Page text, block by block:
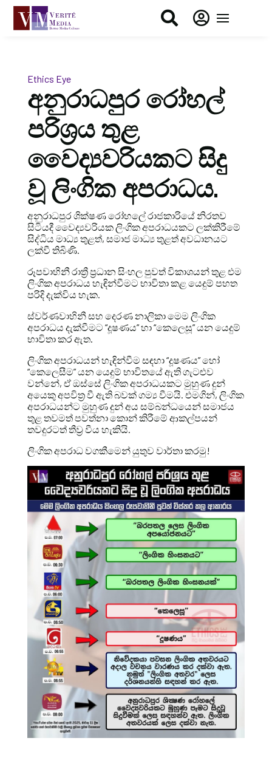
 
Ethics Eye
අනුරාධපුර රෝහල්
පරිශ්‍රය තුළ
වෛද්‍යවරියකට සිදු
වූ ලිංගික අපරාධය.
අනුරාධපුර ශික්ෂණ රෝහලේ රාජකාරියේ නිරතව
සිටියදී වෛද්‍යවරියක ලිංගික අපරාධයකට ලක්කිරීමේ
සිද්ධිය මාධ්‍ය තුළත්, සමාජ මාධ්‍ය තුළත් අවධානයට
ලක්වී තිබිණි.
රූපවාහිනී රාත්‍රී ප්‍රධාන සිංහල පුවත් විකාශයන් තුළ එම
ලිංගික අපරාධය හැඳින්වීමට භාවිතා කළ යෙදුම් පහත
පරිදි දැක්විය හැක.
ස්වර්ණවාහිනී සහ දෙරණ නාලිකා මෙම ලිංගික
අපරාධය දැක්වීමට “දූෂණය” හා “කෙලෙසූ” යන යෙදුම්
භාවිතා කර ඇත.
ලිංගික අපරාධයන් හැඳින්වීම සඳහා “දූෂණය” හෝ
“කෙලෙසීම” යන යෙදුම් භාවිතයේ ඇති ගැටළුව
වන්නේ, ඒ ඔස්සේ ලිංගික අපරාධයකට මුහුණ දුන්
අයෙකු අපවිත්‍ර වී ඇති බවක් ගම්‍ය වීමයි. එමගින්, ලිංගික
අපරාධයන්ට මුහුණ දුන් අය සම්බන්ධයෙන් සමාජය
තුළ තවමත් පවත්නා කොන් කිරීමේ ආකල්පයන්
තවදුරටත් තීව්‍ර වීය හැකියි.
ලිංගික අපරාධ වගකීමෙන් යුතුව වාර්තා කරමු!